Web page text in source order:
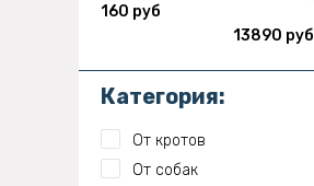
160 руб
13890 руб
Категория:
От кротов
От собак